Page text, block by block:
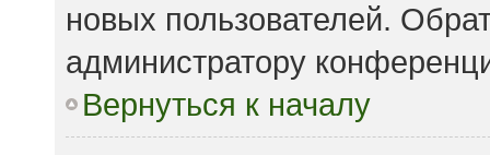
новых пользователей.
администратору
Вернуться к началу